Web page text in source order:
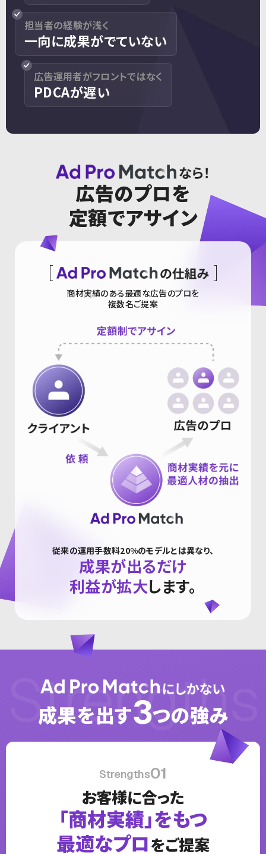
担当者の経験が浅く
一向に成果がでていない
広告運用者がフロントではなく
PDCAが遅い
広告のプロを
定額でアサイン
商材実績のある最適な広告のプロを
複数名ご提案
従来の運用手数料20%のモデルとは異なり、
成果が出るだけ
利益が拡大します。
Strengths
成果を出す3つの強み
Strengths01
お客様に合った
「商材実績」をもつ
最適なプロをご提案